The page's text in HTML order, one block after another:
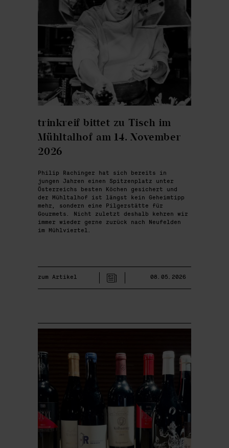
trinkreif bittet zu Tisch im
Mühltalhof am 14. November
2026
Philip Rachinger hat sich bereits in
jungen Jahren einen Spitzenplatz unter
Österreichs besten Köchen gesichert und
der Mühltalhof ist längst kein Geheimtipp
mehr, sondern eine Pilgerstätte für
Gourmets. Nicht zuletzt deshalb kehren wir
immer wieder gerne zurück nach Neufelden
im Mühlviertel.
zum Artikel 08.05.2026